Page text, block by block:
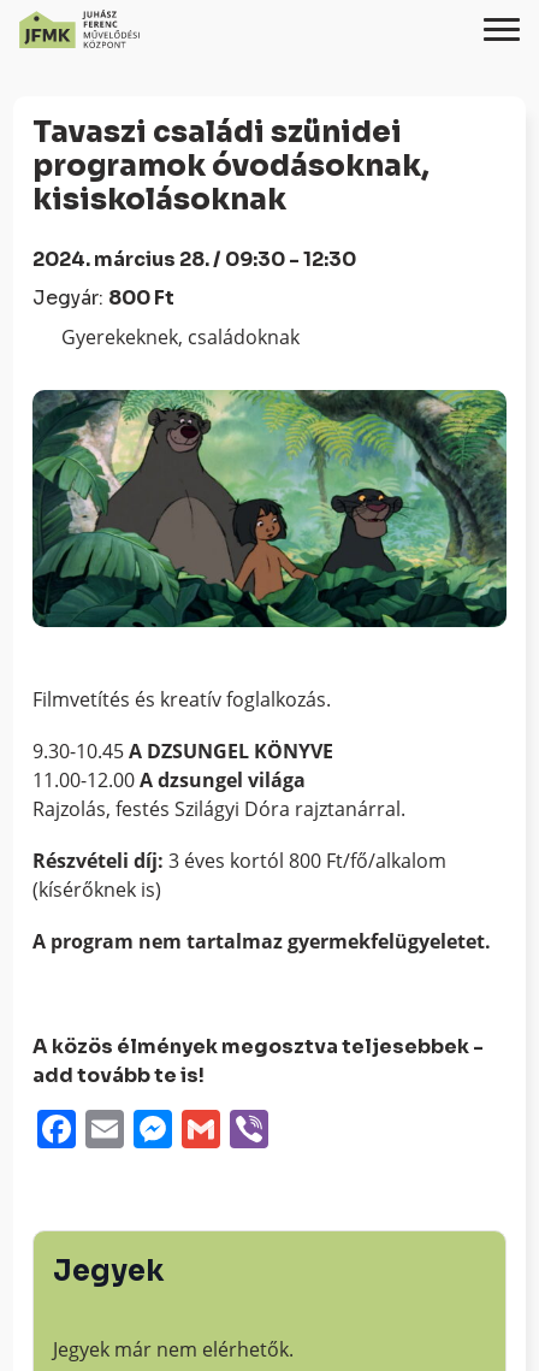
Content
navigációhoz
Tavaszi családi szünidei
programok óvodásoknak,
kisiskolásoknak
2024. március 28. / 09:30 - 12:30
Jegyár: 800 Ft
Gyerekeknek, családoknak
Filmvetítés és kreatív foglalkozás.
9.30-10.45A DZSUNGEL KÖNYVE
11.00-12.00A dzsungel világa
Rajzolás, festés Szilágyi Dóra rajztanárral.
Részvételi díj: 3 éves kortól 800 Ft/fő/alkalom
(kísérőknek is)
A program nem tartalmaz gyermekfelügyeletet.
A közös élmények megosztva teljesebbek -
add tovább te is!
Facebook
EmailMessenger
Gmail
Jegyek
Jegyek már nem elérhetők.